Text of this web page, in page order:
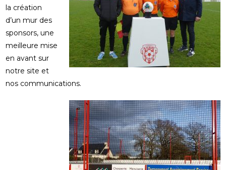
la création
d’un mur des
sponsors, une
meilleure mise
en avant sur
notre site et
nos communications.